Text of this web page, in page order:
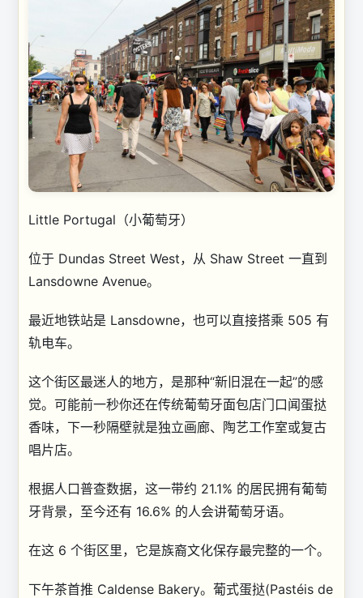
Little Portugal（小葡萄牙）
位于 Dundas Street West，从 Shaw Street 一直到
Lansdowne Avenue。
最近地铁站是 Lansdowne，也可以直接搭乘 505 有
轨电车。
这个街区最迷人的地方，是那种“新旧混在一起”的感
觉。可能前一秒你还在传统葡萄牙面包店门口闻蛋挞
香味，下一秒隔壁就是独立画廊、陶艺工作室或复古
唱片店。
根据人口普查数据，这一带约 21.1% 的居民拥有葡萄
牙背景，至今还有 16.6% 的人会讲葡萄牙语。
在这 6 个街区里，它是族裔文化保存最完整的一个。
下午茶首推 Caldense Bakery。葡式蛋挞(Pastéis de